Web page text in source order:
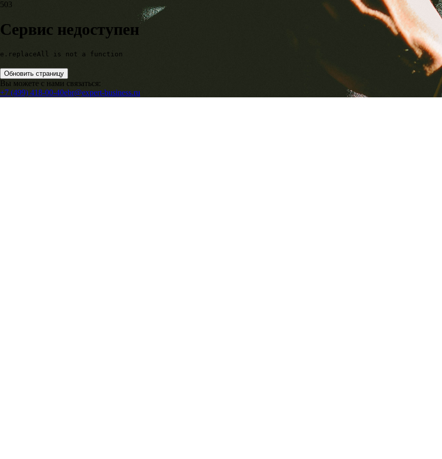
503
Сервис недоступен
e.replaceAll is not a function
Обновить страницу
Вы можете с нами связаться:
+7 (499) 418-00-40ebr@expert-business.ru